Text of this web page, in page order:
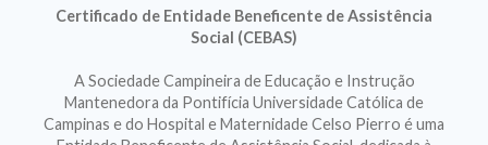
Certificado de Entidade Beneficente de Assistência
Social (CEBAS)
A Sociedade Campineira de Educação e Instrução
Mantenedora da Pontifícia Universidade Católica de
Campinas e do Hospital e Maternidade Celso Pierro é uma